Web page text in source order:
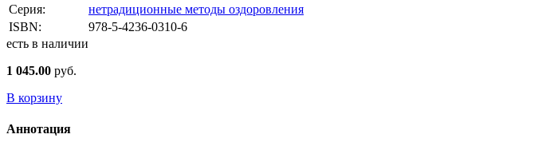
Серия:
нетрадиционные методы оздоровления
ISBN:
978-5-4236-0310-6
есть в наличии
1 045.00 руб.
В корзину
Аннотация